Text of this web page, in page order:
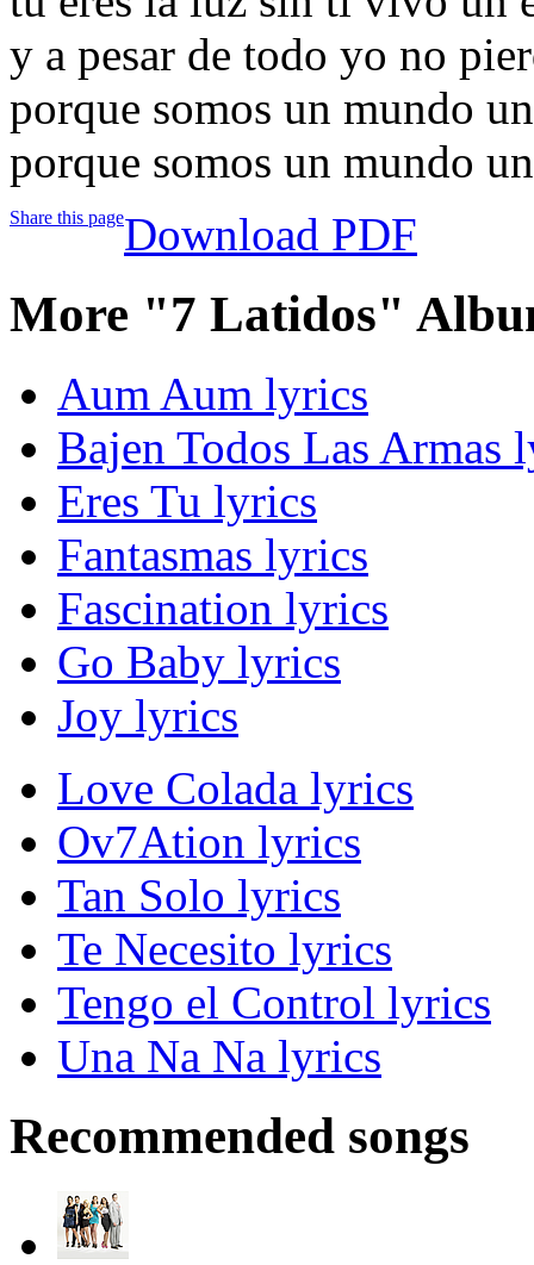
y a pesar de todo yo no
porque somos un mundo
porque somos un mundo
Share this pageDownload PDF
More "7 Latidos"
Aum Aum lyrics
Bajen Todos Las Armas
Eres Tu lyrics
Fantasmas lyrics
Fascination lyrics
Go Baby lyrics
Joy lyrics
Love Colada lyrics
Ov7Ation lyrics
Tan Solo lyrics
Te Necesito lyrics
Tengo el Control lyrics
Una Na Na lyrics
Recommended songs